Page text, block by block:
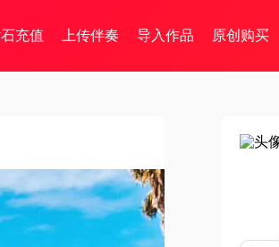
充值 上传伴奏 导入作品 原创购买